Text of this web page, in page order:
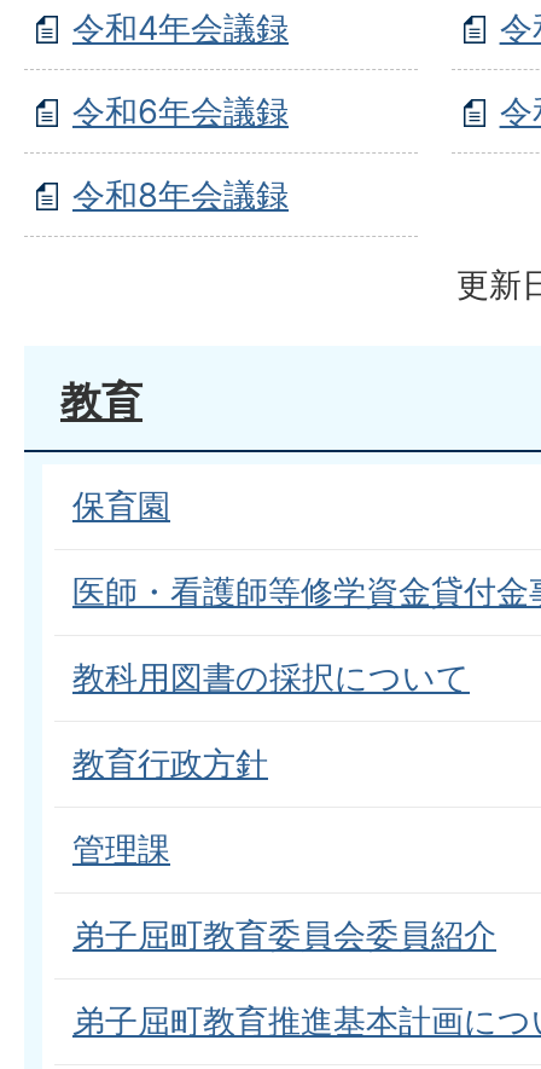
令和4年会議録 令
令和6年会議録 令
令和8年会議録
更新
教育
保育園
医師・看護師等修学資金貸付金
教科用図書の採択について
教育行政方針
管理課
弟子屈町教育委員会委員紹介
弟子屈町教育推進基本計画に